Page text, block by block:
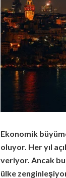
Ekonomik
oluyor. Her yıl
veriyor. Ancak
ülke